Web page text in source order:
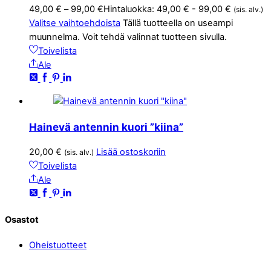
49,00 € – 99,00 €Hintaluokka: 49,00 € - 99,00 € (sis. alv.)
Valitse vaihtoehdoista Tällä tuotteella on useampi
muunnelma. Voit tehdä valinnat tuotteen sivulla.
Toivelista
Ale
Hainevä antennin kuori ”kiina”
20,00 € (sis. alv.) Lisää ostoskoriin
Toivelista
Ale
Osastot
Oheistuotteet